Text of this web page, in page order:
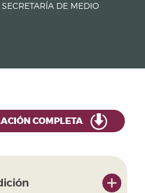
DE MEDIO
COMPLETA